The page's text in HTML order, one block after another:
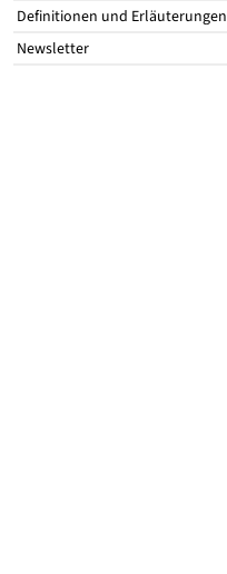
Definitionen und Erläuterungen
Newsletter